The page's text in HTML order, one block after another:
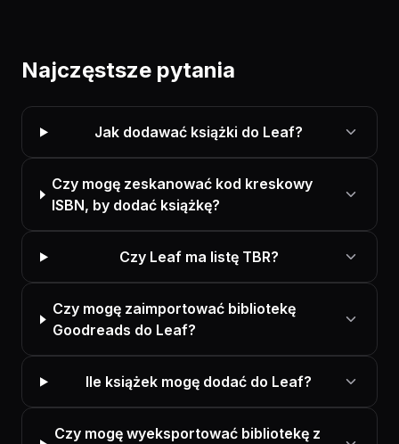
Najczęstsze pytania
Jak dodawać książki do Leaf?
Czy mogę zeskanować kod kreskowy
ISBN, by dodać książkę?
Czy Leaf ma listę TBR?
Czy mogę zaimportować bibliotekę
Goodreads do Leaf?
Ile książek mogę dodać do Leaf?
Czy mogę wyeksportować bibliotekę z